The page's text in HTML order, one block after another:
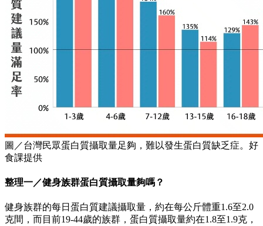
圖／台灣民眾蛋白質攝取量足夠，難以發生蛋白質缺乏症。好
食課提供
整理一／健身族群蛋白質攝取量夠嗎？
健身族群的每日蛋白質建議攝取量，約在每公斤體重1.6至2.0
克間，而目前19-44歲的族群，蛋白質攝取量約在1.8至1.9克，